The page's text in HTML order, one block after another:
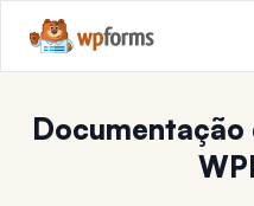
Documentação